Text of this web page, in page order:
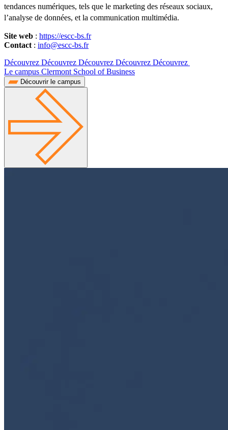
tendances numériques, tels que le marketing des réseaux sociaux,
l’analyse de données, et la communication multimédia.
Site web : https://escc-bs.fr
Contact : info@escc-bs.fr
Découvrez Découvrez Découvrez Découvrez Découvrez
Le campus Clermont School of Business
Découvrir le campus